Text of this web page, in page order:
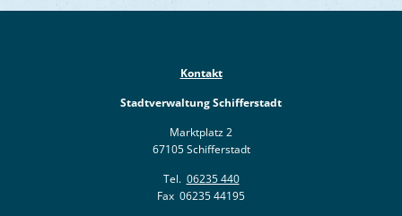
Kontakt
Stadtverwaltung Schifferstadt
Marktplatz 2
67105 Schifferstadt
Tel. 06235 440
Fax 06235 44195